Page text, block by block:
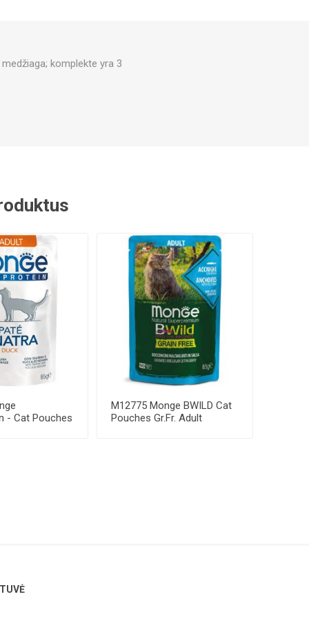
komplekte yra 3
- Cat Pouches
M12775 Monge BWILD Cat
Pouches Gr.Fr. Adult